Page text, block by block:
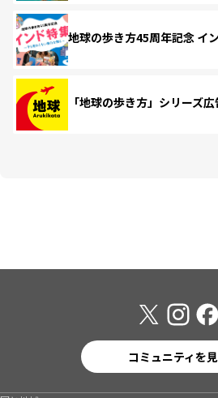
地球の歩き方45周年記念 イ
「地球の歩き方」シリーズ
コミュニティを